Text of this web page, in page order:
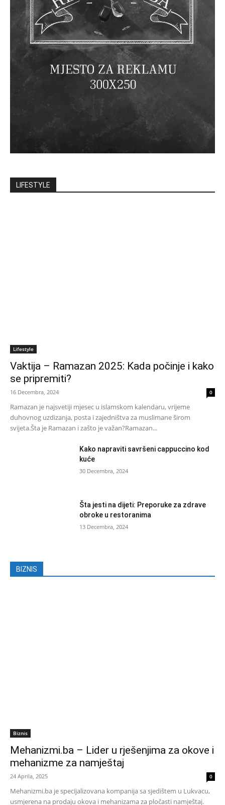
LIFESTYLE
Lifestyle
Vaktija – Ramazan 2025: Kada počinje i kako
se pripremiti?
16 Decembra, 2024 0
Ramazan je najsvetiji mjesec u islamskom kalendaru, vrijeme
duhovnog uzdizanja, posta i zajedništva za muslimane širom
svijeta.Šta je Ramazan i zašto je važan?Ramazan...
Kako napraviti savršeni cappuccino kod
kuće
30 Decembra, 2024
Šta jesti na dijeti: Preporuke za zdrave
obroke u restoranima
13 Decembra, 2024
BIZNIS
Biznis
Mehanizmi.ba – Lider u rješenjima za okove i
mehanizme za namještaj
24 Aprila, 2025 0
Mehanizmi.ba je specijalizovana kompanija sa sjedištem u Lukvacu,
usmjerena na prodaju okova i mehanizama za pločasti namještaj.